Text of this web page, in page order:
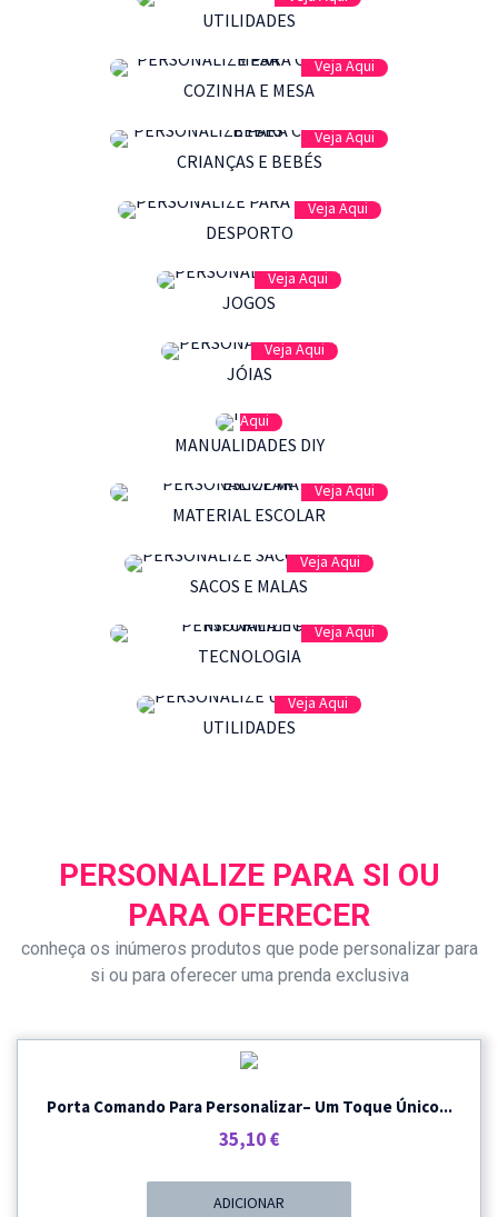
UTILIDADES
Veja Aqui
COZINHA E MESA
Veja Aqui
CRIANÇAS E BEBÉS
Veja Aqui
DESPORTO
Veja Aqui
JOGOS
Veja Aqui
JÓIAS
Aqui
MANUALIDADES DIY
Veja Aqui
MATERIAL ESCOLAR
Veja Aqui
SACOS E MALAS
Veja Aqui
TECNOLOGIA
Veja Aqui
UTILIDADES
PERSONALIZE PARA SI OU
PARA OFERECER
conheça os inúmeros produtos que pode personalizar para
si ou para oferecer uma prenda exclusiva
Porta Comando Para Personalizar– Um Toque Único...
35,10€
ADICIONAR